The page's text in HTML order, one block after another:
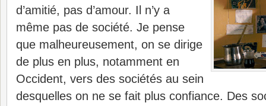
d’amitié, pas d’amour. Il n’y a
même pas de société. Je pense
que malheureusement, on se dirige
de plus en plus, notamment en
Occident, vers des sociétés au sein
desquelles on ne se fait plus confiance. Des